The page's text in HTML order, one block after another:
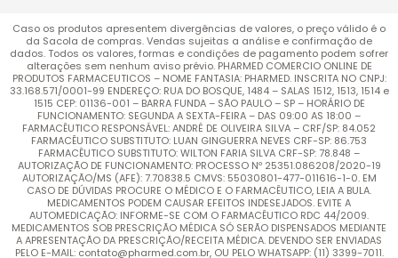
Caso os produtos apresentem divergências de valores, o preço válido é o
da Sacola de compras. Vendas sujeitas a análise e confirmação de
dados. Todos os valores, formas e condições de pagamento podem sofrer
alterações sem nenhum aviso prévio. PHARMED COMERCIO ONLINE DE
PRODUTOS FARMACEUTICOS – NOME FANTASIA: PHARMED. INSCRITA NO CNPJ:
33.168.571/0001-99 ENDEREÇO: RUA DO BOSQUE, 1484 – SALAS 1512, 1513, 1514 e
1515 CEP: 01136-001 – BARRA FUNDA – SÃO PAULO – SP – HORÁRIO DE
FUNCIONAMENTO: SEGUNDA A SEXTA-FEIRA – DAS 09:00 AS 18:00 –
FARMACÊUTICO RESPONSÁVEL: ANDRÉ DE OLIVEIRA SILVA – CRF/SP: 84.052
FARMACÊUTICO SUBSTITUTO: LUAN GINGUERRA NEVES CRF-SP: 86.753
FARMACÊUTICO SUBSTITUTO: WILTON FARIA SILVA CRF-SP: 78.848 –
AUTORIZAÇÃO DE FUNCIONAMENTO: PROCESSO Nº 25351.086208/2020-19
AUTORIZAÇÃO/MS (AFE): 7.70838.5 CMVS: 55030801-477-011616-1-0. EM
CASO DE DÚVIDAS PROCURE O MÉDICO E O FARMACÊUTICO, LEIA A BULA.
MEDICAMENTOS PODEM CAUSAR EFEITOS INDESEJADOS. EVITE A
AUTOMEDICAÇÃO: INFORME-SE COM O FARMACÊUTICO RDC 44/2009.
MEDICAMENTOS SOB PRESCRIÇÃO MÉDICA SÓ SERÃO DISPENSADOS MEDIANTE
A APRESENTAÇÃO DA PRESCRIÇÃO/RECEITA MÉDICA. DEVENDO SER ENVIADAS
PELO E-MAIL: contato@pharmed.com.br, OU PELO WHATSAPP: (11) 3399-7011.